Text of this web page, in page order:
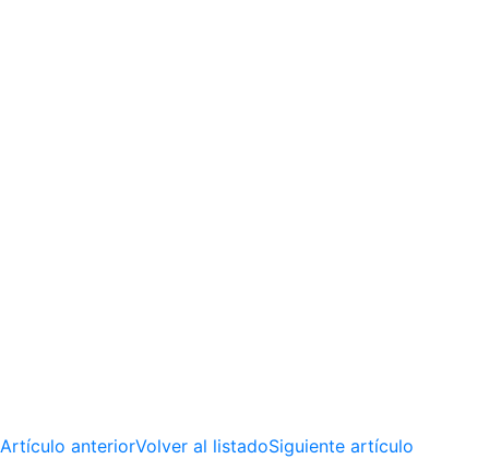
Artículo anteriorVolver al listadoSiguiente artículo